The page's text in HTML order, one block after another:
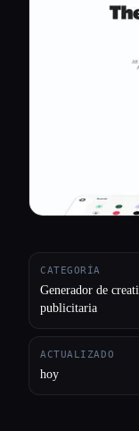
CATEGORÍA
Generador de
publicitaria
ACTUALIZADO
hoy